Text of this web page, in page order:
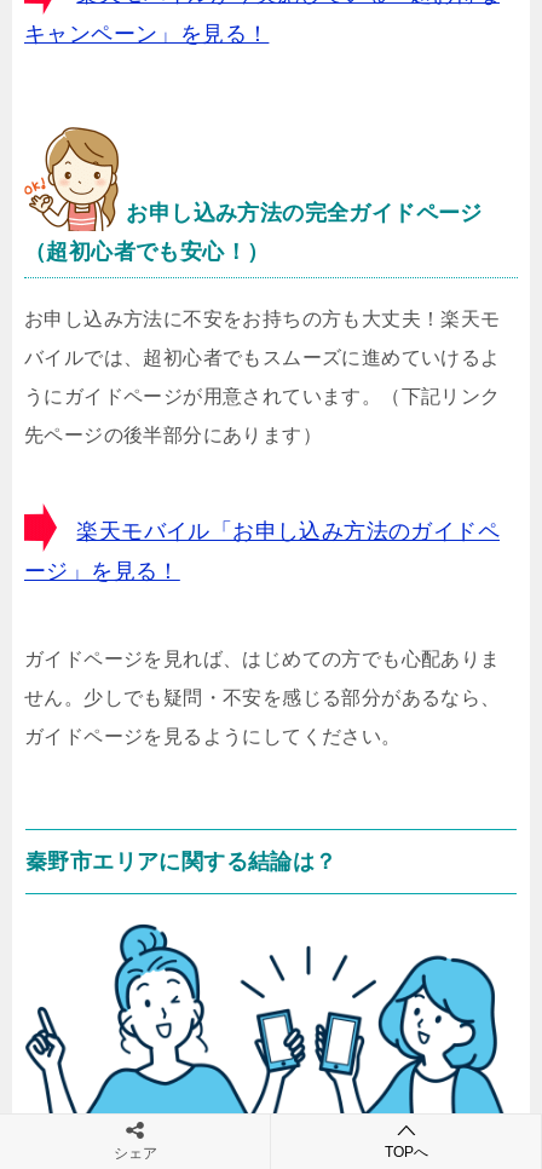
キャンペーン」を見る！
お申し込み方法の完全ガイドページ
（超初心者でも安心！）
お申し込み方法に不安をお持ちの方も大丈夫！楽天モ
バイルでは、超初心者でもスムーズに進めていけるよ
うにガイドページが用意されています。（下記リンク
先ページの後半部分にあります）
楽天モバイル「お申し込み方法のガイドペ
ージ」を見る！
ガイドページを見れば、はじめての方でも心配ありま
せん。少しでも疑問・不安を感じる部分があるなら、
ガイドページを見るようにしてください。
秦野市エリアに関する結論は？
シェア TOPへ